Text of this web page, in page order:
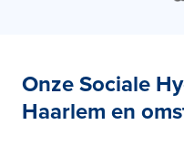
Onze Sociale
Haarlem en